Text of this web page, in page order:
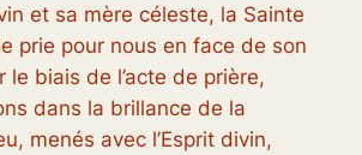
et sa mère céleste, la Sainte
prie pour nous en face de son
le biais de l’acte de prière,
dans la brillance de la
menés avec l’Esprit divin,